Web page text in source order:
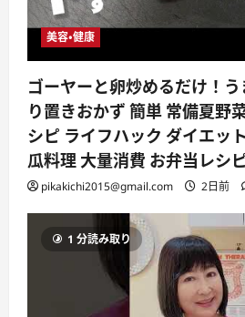
美容・健康
ゴーヤーと卵炒めるだけ！
り置きおかず 簡単 常備夏野
シピ ライフハック ダイエッ
瓜料理 大量消費 お弁当レシ
pikakichi2015@gmail.com 2日前
1 分読み取り